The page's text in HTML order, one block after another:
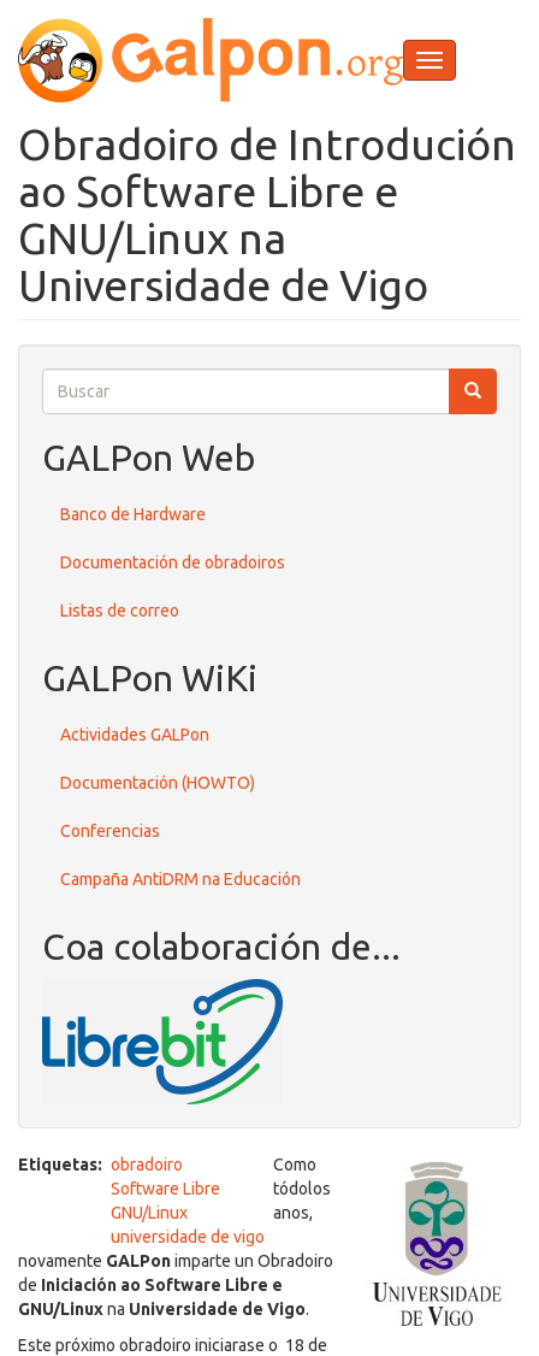
contido
principal
Toggle
navigation
Obradoiro de Introdución
ao Software Libre e
GNU/Linux na
Universidade de Vigo
Buscar
Buscar
GALPon Web
Banco de Hardware
Documentación de obradoiros
Listas de correo
GALPon WiKi
Actividades GALPon
Documentación (HOWTO)
Conferencias
Campaña AntiDRM na Educación
Coa colaboración de...
Etiquetas
obradoiro
Software Libre
GNU/Linux
universidade de vigo
Como
tódolos
anos,
novamente GALPonimparte un Obradoiro
de Iniciación ao Software Libre e
GNU/Linuxna Universidade de Vigo.
Este próximo obradoiro iniciarase o 18 de